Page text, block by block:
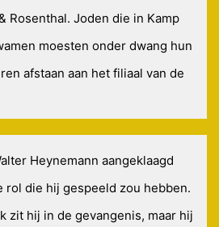
Rosenthal. Joden die in Kamp
moesten onder dwang hun
afstaan aan het filiaal van de
Heynemann aangeklaagd
rol die hij gespeeld zou hebben.
zit hij in de gevangenis, maar hij